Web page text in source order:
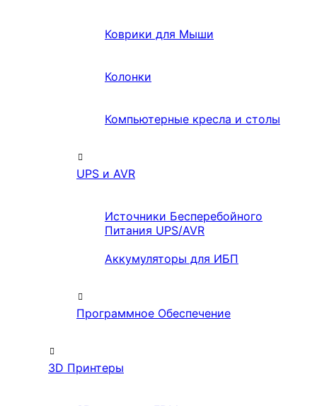
Коврики для Мыши
Колонки
Компьютерные кресла и столы
UPS и AVR
Источники Бесперебойного
Питания UPS/AVR
Аккумуляторы для ИБП
Программное Обеспечение
3D Принтеры